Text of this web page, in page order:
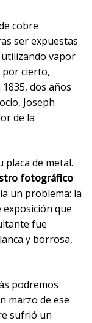
cobre
ser expuestas
vapor
por cierto,
dos años
Joseph
de la
de metal.
fotográfico
un problema: la
que
fue
y borrosa,
podremos
marzo de ese
sufrió un